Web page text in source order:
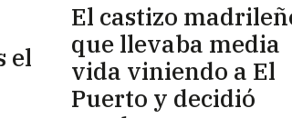
el
El castizo
que llevaba media
vida viniendo a El
Puerto y decidió